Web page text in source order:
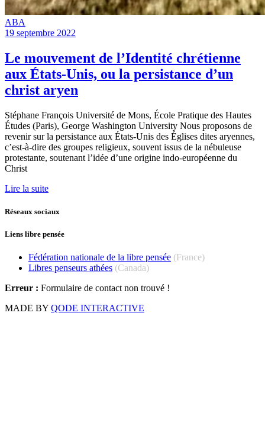
ABA
19 septembre 2022
Le mouvement de l’Identité chrétienne
aux États-Unis, ou la persistance d’un
christ aryen
Stéphane François Université de Mons, École Pratique des Hautes
Études (Paris), George Washington University Nous proposons de
revenir sur la persistance aux États-Unis des Églises dites aryennes,
c’est-à-dire des groupes religieux, souvent issus de la nébuleuse
protestante, soutenant l’idée d’une origine indo-européenne du
Christ
Lire la suite
Réseaux sociaux
Liens libre pensée
Fédération nationale de la libre pensée (France)
Libres penseurs athées (Canada)
Erreur : Formulaire de contact non trouvé !
MADE BY QODE INTERACTIVE